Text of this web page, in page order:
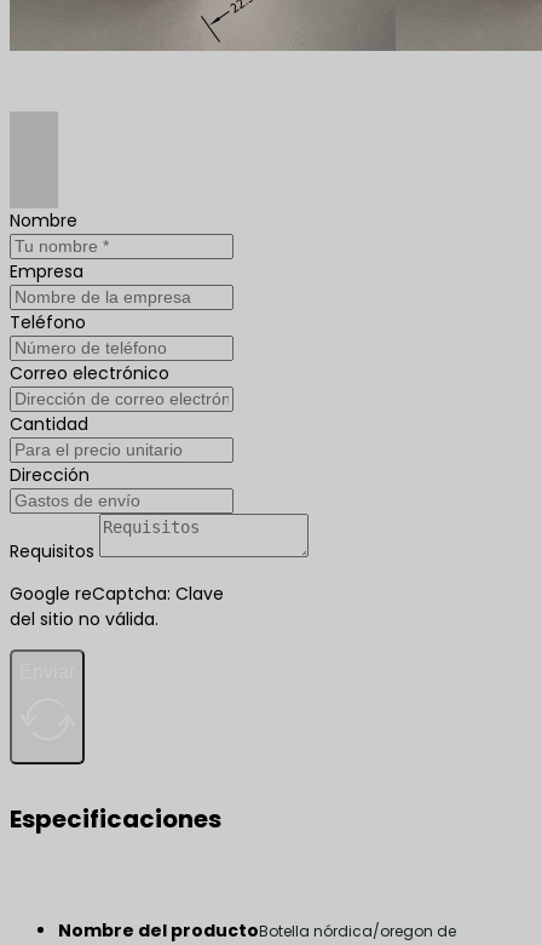
Nombre
Empresa
Teléfono
Correo electrónico
Cantidad
Dirección
Requisitos
Google reCaptcha: Clave
del sitio no válida.
Especificaciones
Nombre del productoBotella nórdica/oregon de